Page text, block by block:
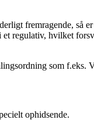
fremragende, så
regulativ, hvilket
som
ophidsende.